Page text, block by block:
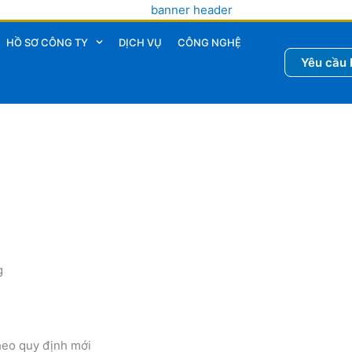
HỒ SƠ CÔNG TY DỊCH VỤ CÔNG NGHỆ
Yêu cầu